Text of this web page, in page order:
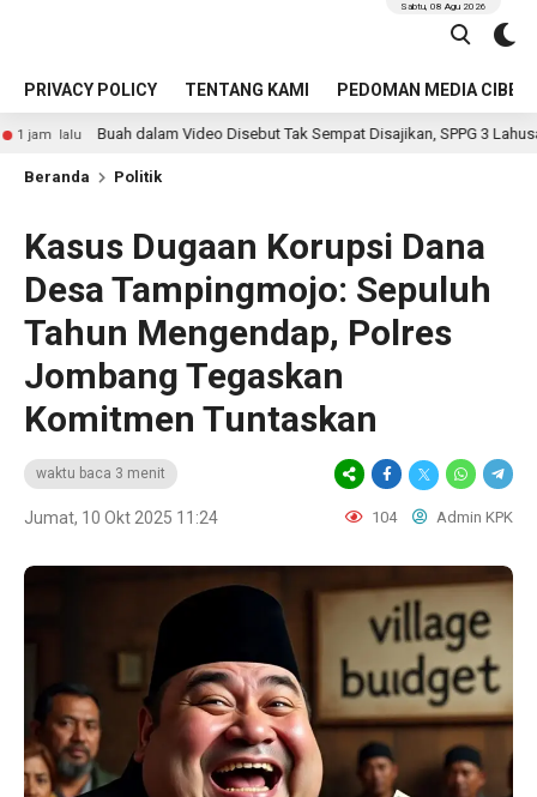
PRIVACY POLICY TENTANG KAMI PEDOMAN MEDIA CIBER
Sabtu, 08 Agu 2026
Video Disebut Tak Sempat Disajikan, SPPG 3 Lahusa Klaim Langsung
Beranda Politik
Kasus Dugaan Korupsi Dana
Desa Tampingmojo: Sepuluh
Tahun Mengendap, Polres
Jombang Tegaskan
Komitmen Tuntaskan
waktu baca 3 menit
Jumat, 10 Okt 2025 11:24 104 Admin KPK